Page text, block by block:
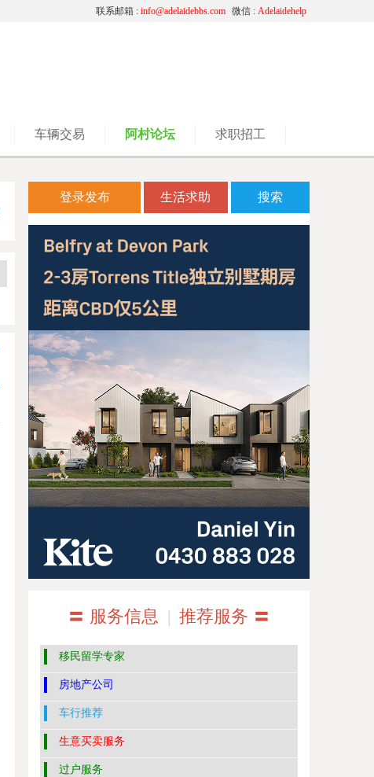
微信 : Adelaidehelp
联系邮箱 : info@adelaidebbs.com
车辆交易 阿村论坛 求职招工
登录发布 生活求助 搜索
〓 服务信息 | 推荐服务 〓
移民留学专家
房地产公司
车行推荐
生意买卖服务
过户服务